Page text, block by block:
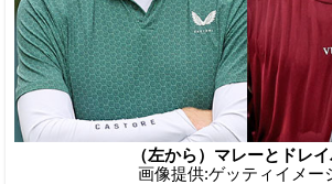
（左から）マレーとドレ
画像提供:ゲッティイメー